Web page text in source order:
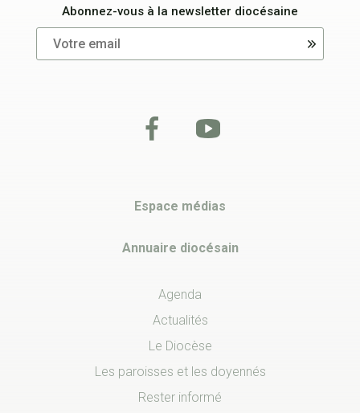
Abonnez-vous à la newsletter diocésaine
Espace médias
Annuaire diocésain
Agenda
Actualités
Le Diocèse
Les paroisses et les doyennés
Rester informé